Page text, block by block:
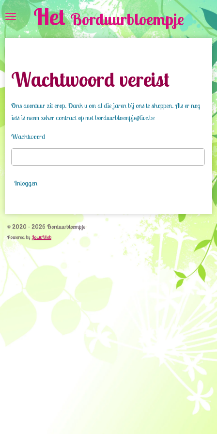
Ga
direct
naar
de
hoofdinhoud
HetBorduurbloempje
Wachtwoord vereist
Ons avontuur zit erop. Dank u om al die jaren bij ons te shoppen. Als er nog
iets is neem zeker contract op met borduurbloempje@live.be
Wachtwoord
Inloggen
© 2020 - 2026 Borduurbloempje
Powered by JouwWeb